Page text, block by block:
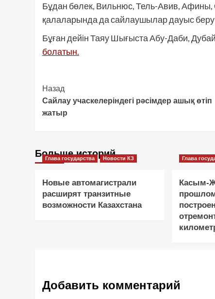
Бұдан бөлек, Вильнюс, Тель-Авив, Афины,
қалаларында да сайлаушылар дауыс беру
Бұған дейін Таяу Шығыста Абу-Даби,
болатын.
Post
Navigation
Назад
Сайлау учаскелеріндегі рәсімдер ашық өтіп
жатыр
Больше историй
Глава государства Новости КЗ
Новые автомагистрали
расширят транзитные
возможности Казахстана
Глава
Касым-
Добавить комментарий